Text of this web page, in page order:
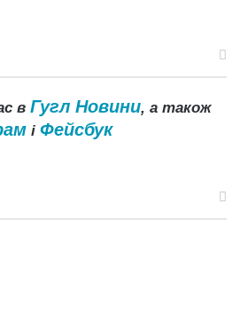
в Гугл Новини, а також
і Фейсбук